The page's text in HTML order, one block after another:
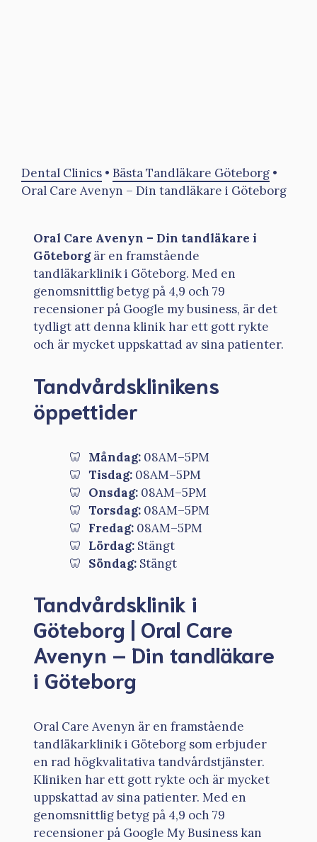
Dental Clinics • Bästa Tandläkare Göteborg •
Oral Care Avenyn – Din tandläkare i Göteborg
Oral Care Avenyn – Din tandläkare i
Göteborgär en framstående
tandläkarklinik i Göteborg. Med en
genomsnittlig betyg på 4,9 och 79
recensioner på Google my business, är det
tydligt att denna klinik har ett gott rykte
och är mycket uppskattad av sina patienter.
Tandvårdsklinikens
öppettider
Måndag: 08AM–5PM
Tisdag: 08AM–5PM
Onsdag: 08AM–5PM
Torsdag: 08AM–5PM
Fredag: 08AM–5PM
Lördag: Stängt
Söndag: Stängt
Tandvårdsklinik i
Göteborg | Oral Care
Avenyn – Din tandläkare
i Göteborg
Oral Care Avenyn är en framstående
tandläkarklinik i Göteborg som erbjuder
en rad högkvalitativa tandvårdstjänster.
Kliniken har ett gott rykte och är mycket
uppskattad av sina patienter. Med en
genomsnittlig betyg på 4,9 och 79
recensioner på Google My Business kan